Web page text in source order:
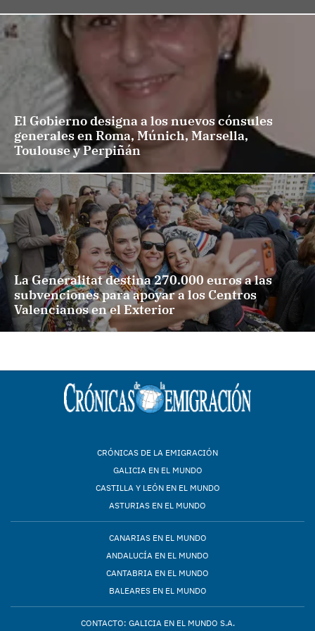
El Gobierno designa a los nuevos cónsules
generales en Roma, Múnich, Marsella,
Toulouse y Perpiñán
La Generalitat destina 270.000 euros a las
subvenciones para apoyar a los Centros
Valencianos en el Exterior
CRÓNICAS DE LA EMIGRACIÓN
GALICIA EN EL MUNDO
CASTILLA Y LEÓN EN EL MUNDO
ASTURIAS EN EL MUNDO
CANARIAS EN EL MUNDO
ANDALUCÍA EN EL MUNDO
CANTABRIA EN EL MUNDO
BALEARES EN EL MUNDO
CONTACTO: GALICIA EN EL MUNDO S.A.